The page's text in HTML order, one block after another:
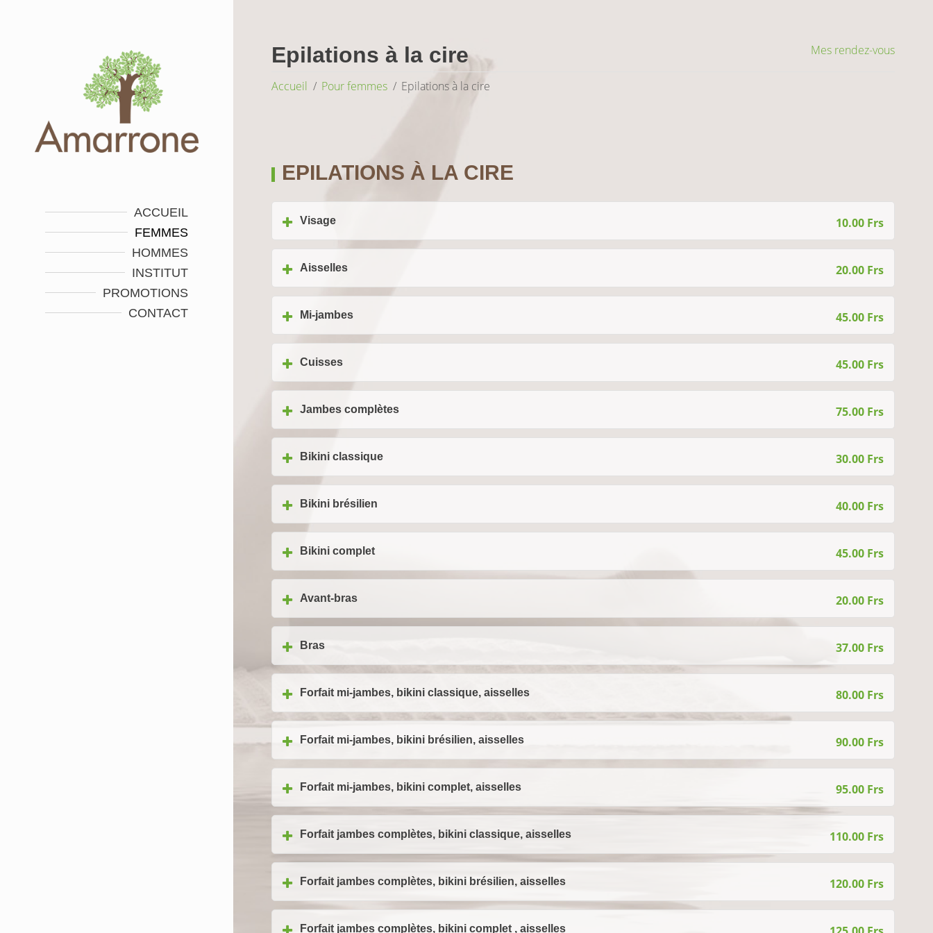
ACCUEIL
FEMMES
HOMMES
INSTITUT
PROMOTIONS
CONTACT
Mes rendez-vous
Epilations à la cire
Accueil Pour femmes Epilations à la cire
EPILATIONS À LA CIRE
Visage 10.00 Frs
Aisselles 20.00 Frs
Mi-jambes 45.00 Frs
Cuisses 45.00 Frs
Jambes complètes 75.00 Frs
Bikini classique 30.00 Frs
Bikini brésilien 40.00 Frs
Bikini complet 45.00 Frs
Avant-bras 20.00 Frs
Bras 37.00 Frs
Forfait mi-jambes, bikini classique, aisselles 80.00 Frs
Forfait mi-jambes, bikini brésilien, aisselles 90.00 Frs
Forfait mi-jambes, bikini complet, aisselles 95.00 Frs
Forfait jambes complètes, bikini classique, aisselles 110.00 Frs
Forfait jambes complètes, bikini brésilien, aisselles 120.00 Frs
Forfait jambes complètes, bikini complet , aisselles